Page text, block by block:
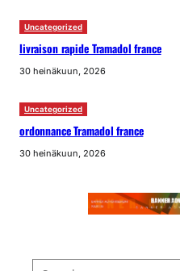
Uncategorized
livraison rapide Tramadol france
30 heinäkuun, 2026
Uncategorized
ordonnance Tramadol france
30 heinäkuun, 2026